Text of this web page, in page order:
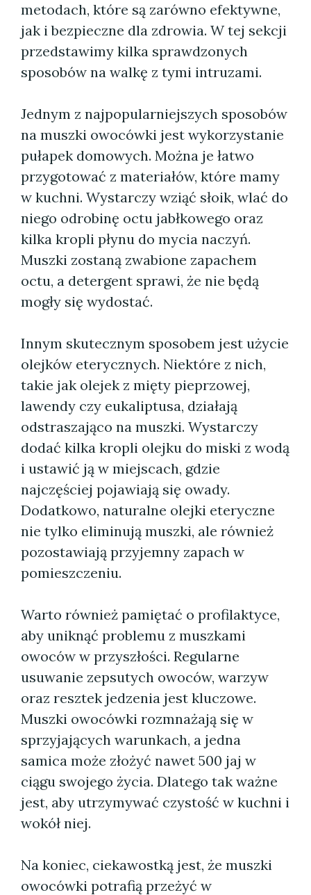
metodach, które są zarówno efektywne,
jak i bezpieczne dla zdrowia. W tej sekcji
przedstawimy kilka sprawdzonych
sposobów na walkę z tymi intruzami.
Jednym z najpopularniejszych sposobów
na muszki owocówki jest wykorzystanie
pułapek domowych. Można je łatwo
przygotować z materiałów, które mamy
w kuchni. Wystarczy wziąć słoik, wlać do
niego odrobinę octu jabłkowego oraz
kilka kropli płynu do mycia naczyń.
Muszki zostaną zwabione zapachem
octu, a detergent sprawi, że nie będą
mogły się wydostać.
Innym skutecznym sposobem jest użycie
olejków eterycznych. Niektóre z nich,
takie jak olejek z mięty pieprzowej,
lawendy czy eukaliptusa, działają
odstraszająco na muszki. Wystarczy
dodać kilka kropli olejku do miski z wodą
i ustawić ją w miejscach, gdzie
najczęściej pojawiają się owady.
Dodatkowo, naturalne olejki eteryczne
nie tylko eliminują muszki, ale również
pozostawiają przyjemny zapach w
pomieszczeniu.
Warto również pamiętać o profilaktyce,
aby uniknąć problemu z muszkami
owoców w przyszłości. Regularne
usuwanie zepsutych owoców, warzyw
oraz resztek jedzenia jest kluczowe.
Muszki owocówki rozmnażają się w
sprzyjających warunkach, a jedna
samica może złożyć nawet 500 jaj w
ciągu swojego życia. Dlatego tak ważne
jest, aby utrzymywać czystość w kuchni i
wokół niej.
Na koniec, ciekawostką jest, że muszki
owocówki potrafią przeżyć w